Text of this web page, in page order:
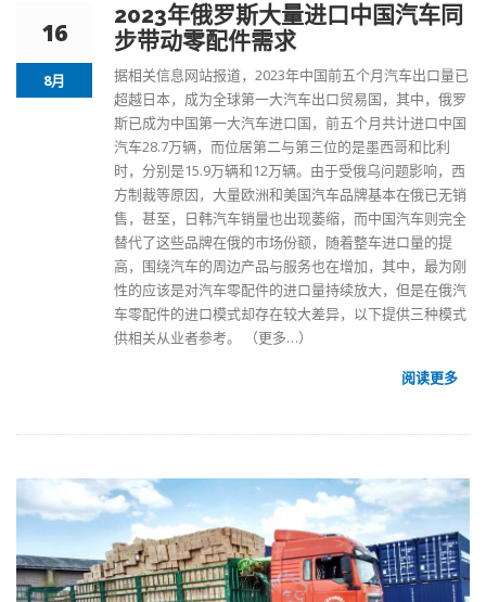
16
8月
2023年俄罗斯大量进口中国汽车同
步带动零配件需求
据相关信息网站报道，2023年中国前五个月汽车出口量已
超越日本，成为全球第一大汽车出口贸易国，其中，俄罗
斯已成为中国第一大汽车进口国，前五个月共计进口中国
汽车28.7万辆，而位居第二与第三位的是墨西哥和比利
时，分别是15.9万辆和12万辆。由于受俄乌问题影响，西
方制裁等原因，大量欧洲和美国汽车品牌基本在俄已无销
售，甚至，日韩汽车销量也出现萎缩，而中国汽车则完全
替代了这些品牌在俄的市场份额，随着整车进口量的提
高，围绕汽车的周边产品与服务也在增加，其中，最为刚
性的应该是对汽车零配件的进口量持续放大，但是在俄汽
车零配件的进口模式却存在较大差异，以下提供三种模式
供相关从业者参考。
（更多…）
阅读更多